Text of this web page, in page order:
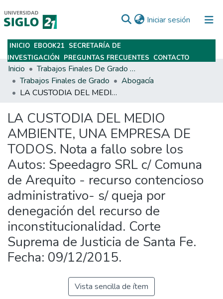
Iniciar sesión (current)
Subir
INICIO EBOOK21 SECRETARÍA DE
INVESTIGACIÓN PREGUNTAS FRECUENTES CONTACTO
Inicio
Trabajos Finales De Grado Y Posgrado
Trabajos Finales de Grado
Abogacía
LA CUSTODIA DEL MEDIO AMBIENTE, UNA EMPRESA DE TODOS. Nota a fallo sobre los Autos: Speedagro SRL c/ Comuna de Arequito - recurso contencioso administrativo- s/ queja por denegación del recurso de inconstitucionalidad. Corte Suprema de Justicia de Santa Fe. Fecha: 09/12/2015.
LA CUSTODIA DEL MEDIO
AMBIENTE, UNA EMPRESA DE
TODOS. Nota a fallo sobre los
Autos: Speedagro SRL c/ Comuna
de Arequito - recurso contencioso
administrativo- s/ queja por
denegación del recurso de
inconstitucionalidad. Corte
Suprema de Justicia de Santa Fe.
Fecha: 09/12/2015.
Vista sencilla de ítem